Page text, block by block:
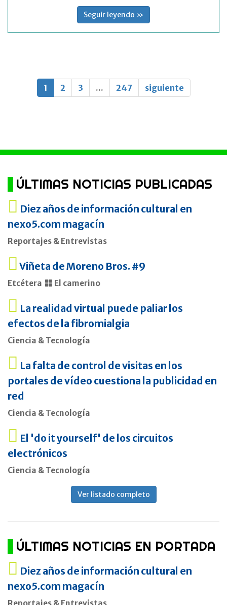
Seguir leyendo »
1 2 3 ... 247 siguiente
ÚLTIMAS NOTICIAS PUBLICADAS
Diez años de información cultural en
nexo5.com magacín
Reportajes & Entrevistas
Viñeta de Moreno Bros. #9
Etcétera El camerino
La realidad virtual puede paliar los
efectos de la fibromialgia
Ciencia & Tecnología
La falta de control de visitas en los
portales de vídeo cuestiona la publicidad en
red
Ciencia & Tecnología
El 'do it yourself' de los circuitos
electrónicos
Ciencia & Tecnología
Ver listado completo
ÚLTIMAS NOTICIAS EN PORTADA
Diez años de información cultural en
nexo5.com magacín